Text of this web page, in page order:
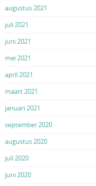
augustus 2021
juli 2021
juni 2021
mei 2021
april 2021
maart 2021
januari 2021
september 2020
augustus 2020
juli 2020
juni 2020